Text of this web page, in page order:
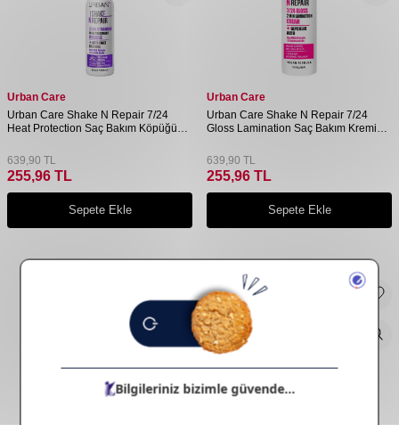
Urban Care
Urban Care Shake N Repair 7/24
Heat Protection Saç Bakım Köpüğü
639,90 TL
255,96 TL
Sepete Ekle
Urban Care
Urban Care Shake N Repair 7/24
Gloss Lamination Saç Bakım Kremi
639,90 TL
255,96 TL
Sepete Ekle